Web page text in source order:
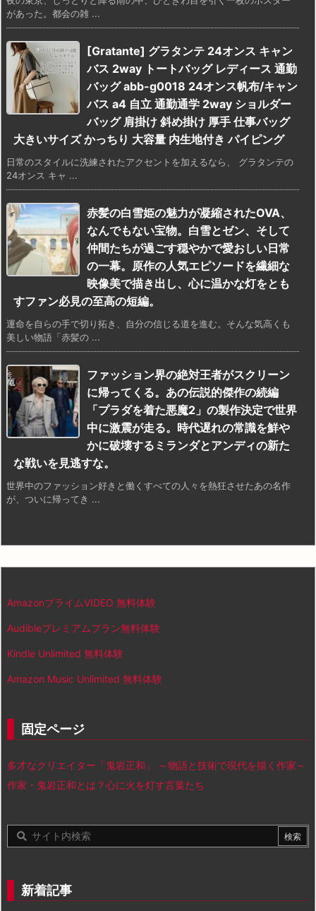
があった。都会の雑 ...
[Gratante] グラタンテ 24オンス キャン
バス 2way トートバッグ レディース 通勤
バッグ abb-g0018 24オンス帆布/キャン
バス a4 自立 通勤通学 2way ショルダー
バッグ 肩掛け 斜め掛け 厚手 仕事バッグ
大きいサイズ かっちり 大容量 内生地付き パイピング
日常のスタイルに洗練されたアクセントを加えるなら、 グラタンテの
24オンス キャ ...
赤髪の白雪姫の魅力が凝縮されたOVA、
なんでもない宝物。白雪とゼン、そして
仲間たちが過ごす穏やかで愛おしい日常
の一幕。原作の人気エピソードを繊細な
映像美で描き出し、心に温かな灯をとも
すファン必見の至高の短編。
運命を自らの手で切り拓き、自分の信じる道を進む。そんな気高くも
美しい物語「赤髪の ...
ファッション界の絶対王者がスクリーン
に帰ってくる。あの伝説的傑作の続編
「プラダを着た悪魔2」の製作決定で世界
中に激震が走る。時代遅れの常識を鮮や
かに破壊するミランダとアンディの新た
な戦いを見逃すな。
世界中のファッション好きと働くすべての人々を熱狂させたあの名作
が、ついに帰ってき ...
AmazonプライムVIDEO 無料体験
Audibleプレミアムプラン無料体験
Kindle Unlimited 無料体験
Amazon Music Unlimited 無料体験
固定ページ
多才なクリエイター「鬼岩正和」 ～物語と技術で現代を描く作家～
作家・鬼岩正和とは？心に火を灯す言葉たち
新着記事